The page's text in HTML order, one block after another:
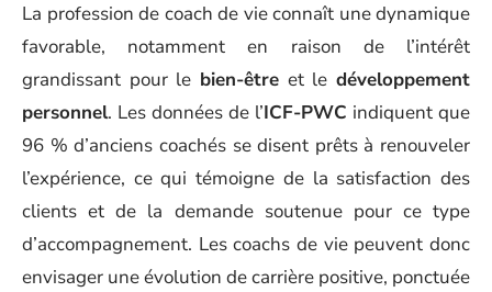
La profession de coach de vie connaît une dynamique
favorable, notamment en raison de l’intérêt
grandissant pour le bien-être et le développement
personnel. Les données de l’ICF-PWC indiquent que
96 % d’anciens coachés se disent prêts à renouveler
l’expérience, ce qui témoigne de la satisfaction des
clients et de la demande soutenue pour ce type
d’accompagnement. Les coachs de vie peuvent donc
envisager une évolution de carrière positive, ponctuée